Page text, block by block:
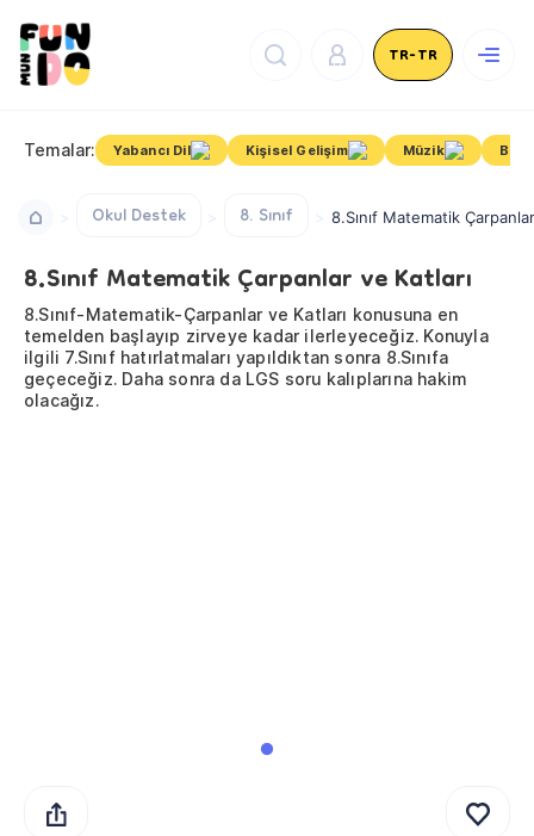
TR-TR
Temalar: Yabancı Dil Kişisel Gelişim Müzik
Okul Destek 8. Sınıf 8.Sınıf Matematik
8.Sınıf Matematik Çarpanlar ve Katları
8.Sınıf-Matematik-Çarpanlar ve Katları konusuna en
temelden başlayıp zirveye kadar ilerleyeceğiz. Konuyla
ilgili 7.Sınıf hatırlatmaları yapıldıktan sonra 8.Sınıfa
geçeceğiz. Daha sonra da LGS soru kalıplarına hakim
olacağız.